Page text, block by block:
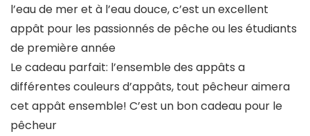
l’eau de mer et à l’eau douce, c’est un excellent
appât pour les passionnés de pêche ou les étudiants
de première année
Le cadeau parfait: l’ensemble des appâts a
différentes couleurs d’appâts, tout pêcheur aimera
cet appât ensemble! C’est un bon cadeau pour le
pêcheur